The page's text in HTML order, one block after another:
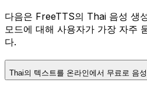
다음은 FreeTTS의 Thai 음성 생
모드에 대해 사용자가 가장 자주
다.
Thai의 텍스트를 온라인에서 무료로 음